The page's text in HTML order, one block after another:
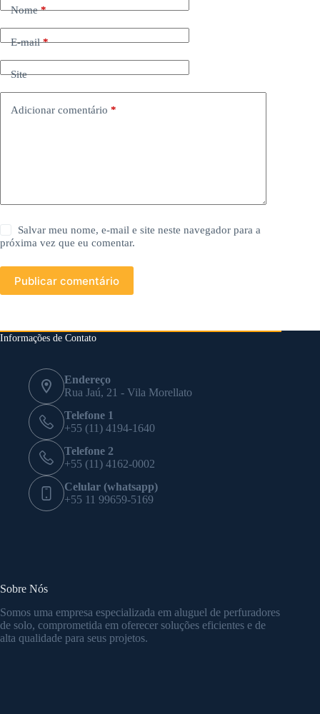
Nome*
E-mail*
Site
Adicionar comentário *
Salvar meu nome, e-mail e site neste navegador para a
próxima vez que eu comentar.
Publicar comentário
Informações de Contato
Endereço
Rua Jaú, 21 - Vila Morellato
Telefone 1
+55 (11) 4194-1640
Telefone 2
+55 (11) 4162-0002
Celular (whatsapp)
+55 11 99659-5169
Sobre Nós
Somos uma empresa especializada em aluguel de perfuradores
de solo, comprometida em oferecer soluções eficientes e de
alta qualidade para seus projetos.